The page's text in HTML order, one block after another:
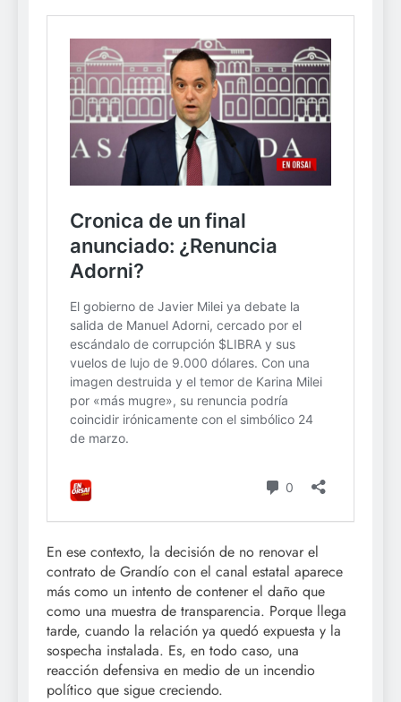
En ese contexto, la decisión de no renovar el
contrato de Grandío con el canal estatal aparece
más como un intento de contener el daño que
como una muestra de transparencia. Porque llega
tarde, cuando la relación ya quedó expuesta y la
sospecha instalada. Es, en todo caso, una
reacción defensiva en medio de un incendio
político que sigue creciendo.